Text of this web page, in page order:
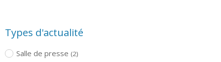
Types d'actualité
Salle de presse (2)